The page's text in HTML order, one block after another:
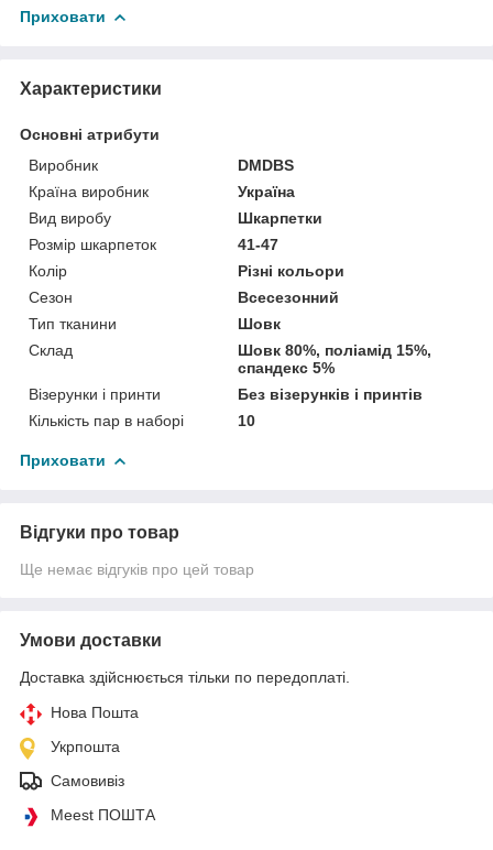
Приховати
Характеристики
Основні атрибути
Виробник
DMDBS
Країна виробник
Україна
Вид виробу
Шкарпетки
Розмір шкарпеток
41-47
Колір
Різні кольори
Сезон
Всесезонний
Тип тканини
Шовк
Склад
Шовк 80%, поліамід 15%,
спандекс 5%
Візерунки і принти
Без візерунків і принтів
Кількість пар в наборі
10
Приховати
Відгуки про товар
Ще немає відгуків про цей товар
Умови доставки
Доставка здійснюється тільки по передоплаті.
Нова Пошта
Укрпошта
Самовивіз
Meest ПОШТА